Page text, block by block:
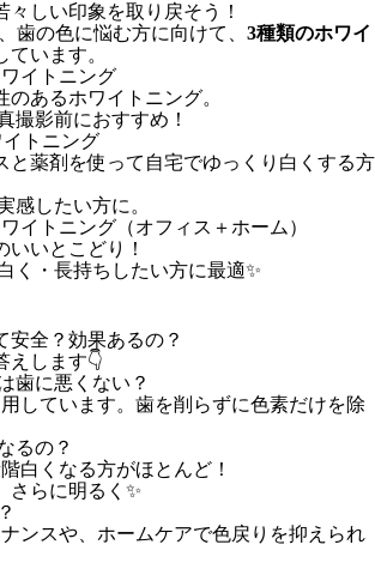
々しい印象を取り戻そう！
歯の色に悩む方に向けて、 3種類のホワイ
ています。
イトニング
あるホワイトニング。
撮影前におすすめ！
トニング
と薬剤を使って自宅でゆっくり白くする方
感したい方に。
イトニング（オフィス＋ホーム）
いいとこどり！
く・長持ちしたい方に最適✨
安全？効果あるの？
えします👇
歯に悪くない？
しています。歯を削らずに色素だけを除
るの？
白くなる方がほとんど！
さらに明るく✨
ンスや、ホームケアで色戻りを抑えられ